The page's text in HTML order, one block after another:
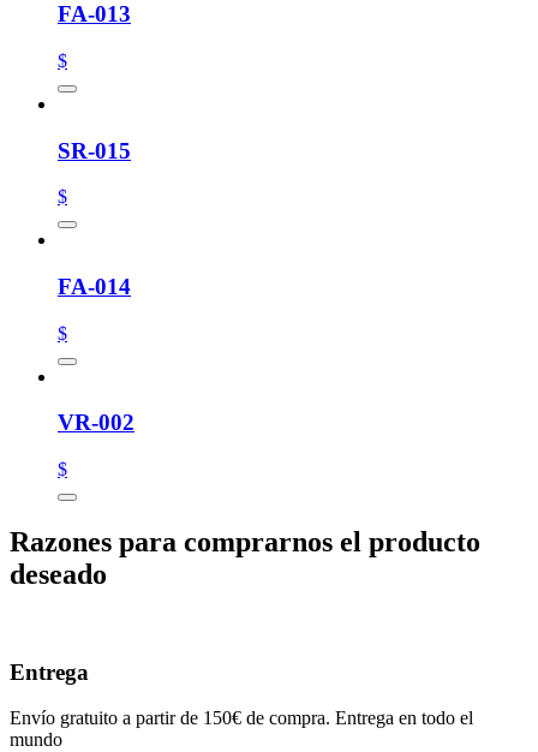
FA-013
$
SR-015
$
FA-014
$
VR-002
$
Razones para comprarnos el producto
deseado
Entrega
Envío gratuito a partir de 150€ de compra. Entrega en todo el
mundo